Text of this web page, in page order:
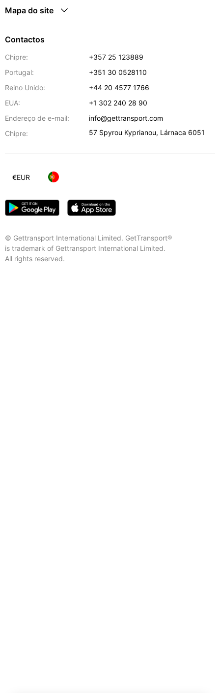
Mapa do site
Contactos
Chipre:
+357 25 123889
Portugal:
+351 30 0528110
Reino Unido:
+44 20 4577 1766
EUA:
+1 302 240 28 90
Endereço de e-mail:
info@gettransport.com
Chipre:
57 Spyrou Kyprianou, Lárnaca 6051
© Gettransport International Limited. GetTransport®
is trademark of Gettransport International Limited.
All rights reserved.
€EUR